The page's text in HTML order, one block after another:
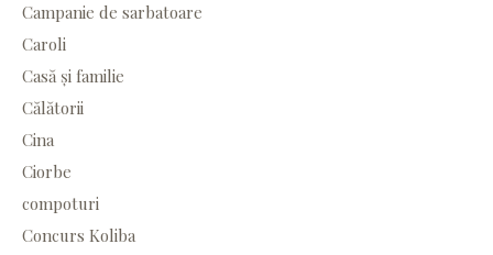
Campanie de sarbatoare
Caroli
Casă și familie
Călătorii
Cina
Ciorbe
compoturi
Concurs Koliba